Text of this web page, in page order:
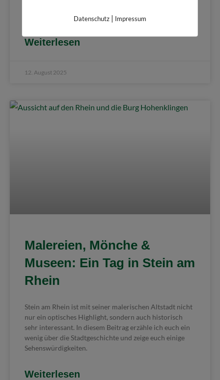
unbedingt lohnt.
Weiterlesen
12. August 2025
Malereien, Mönche &
Museen: Ein Tag in Stein am
Rhein
Stein am Rhein ist mit seiner malerischen Altstadt nicht
nur ein optisches Highlight, sondern auch historisch
sehr interessant. In diesem Beitrag erzähle ich euch ein
wenig über die Stadtgeschichte und zeige euch einige
Sehenswürdigkeiten.
Weiterlesen
Datenschutz| Impressum